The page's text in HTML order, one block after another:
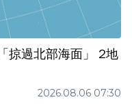
掠過北部海面」 2地
2026.08.06 07:30